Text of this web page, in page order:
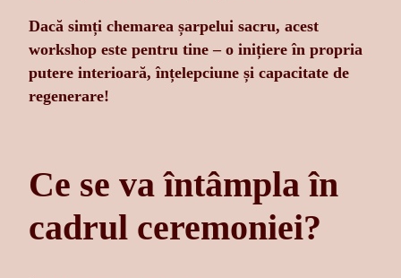
Dacă simți chemarea șarpelui sacru, acest
workshop este pentru tine – o inițiere în propria
putere interioară, înțelepciune și capacitate de
regenerare!
Ce se va întâmpla în
cadrul ceremoniei?